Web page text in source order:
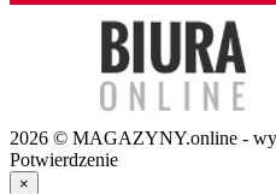
2026 © MAGAZYNY.online -
Potwierdzenie
×